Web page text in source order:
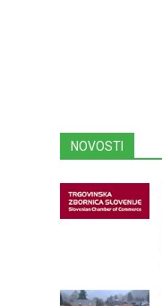
NOVOSTI